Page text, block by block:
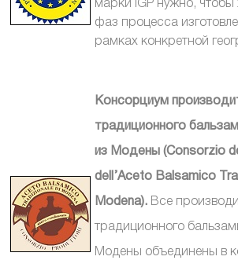
марки IGP нужно, чтобы
фаз процесса
рамках конкретной
Консорциум
традиционного
из Модены (Consorzio
dell’Aceto Balsamico
Modena). Все
традиционного
Модены объединены в